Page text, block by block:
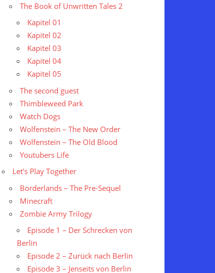
The Book of Unwritten Tales 2
Kapitel 01
Kapitel 02
Kapitel 03
Kapitel 04
Kapitel 05
The second guest
Thimbleweed Park
Watch Dogs
Wolfenstein – The New Order
Wolfenstein – The Old Blood
Youtubers Life
Let's Play Together
Borderlands – The Pre-Sequel
Minecraft
Zombie Army Trilogy
Episode 1 – Der Schrecken von
Berlin
Episode 2 – Zurück nach Berlin
Episode 3 – Jenseits von Berlin